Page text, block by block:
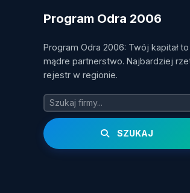
Program Odra 2006
Program Odra 2006: Twój kapitał to
mądre partnerstwo. Najbardziej
rejestr w regionie.
SZUKAJ